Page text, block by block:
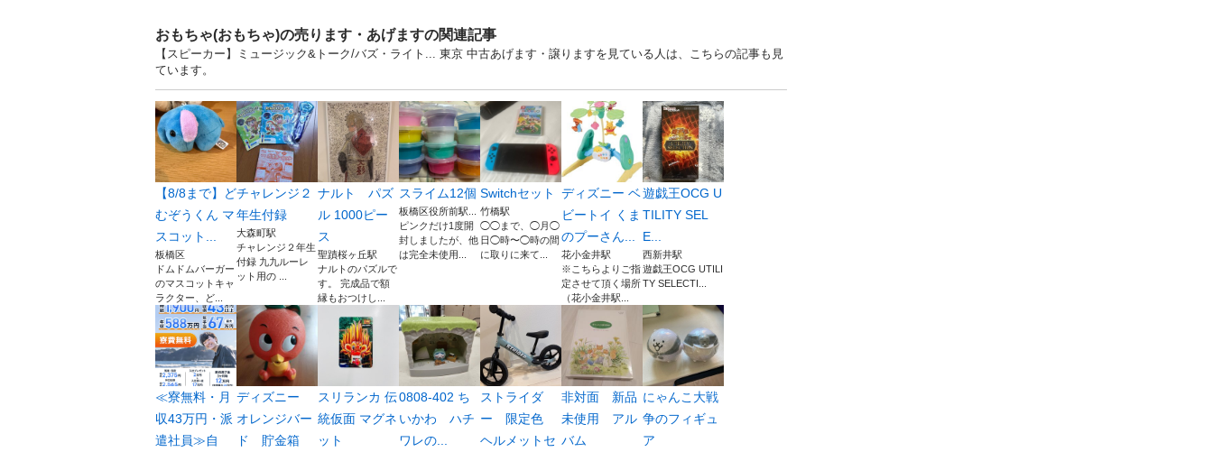
おもちゃ(おもちゃ)の売ります・あげますの関連記事
【スピーカー】ミュージック&トーク/バズ・ライト... 東京 中古あげます・譲りますを見ている人は、こちらの記事も見
ています。
【8/8まで】ど
むぞうくん マ
スコット...
板橋区
ドムドムバーガー
のマスコットキャ
ラクター、ど...
チャレンジ２
年生付録
大森町駅
チャレンジ２年生
付録 九九ルーレ
ット用の ...
ナルト パズ
ル 1000ピー
ス
聖蹟桜ヶ丘駅
ナルトのパズルで
す。 完成品で額
縁もおつけし...
スライム12個
板橋区役所前駅...
ピンクだけ1度開
封しましたが、他
は完全未使用...
Switchセット
竹橋駅
◯◯まで、◯月◯
日◯時〜◯時の間
に取りに来て...
ディズニー ベ
ビートイ くま
のプーさん...
花小金井駅
※こちらよりご指
定させて頂く場所
（花小金井駅...
遊戯王OCG U
TILITY SEL
E...
西新井駅
遊戯王OCG UTILI
TY SELECTI...
≪寮無料・月
収43万円・派
遣社員≫自
ディズニー
オレンジバー
ド 貯金箱
スリランカ 伝
統仮面 マグネ
ット
0808-402 ち
いかわ ハチ
ワレの...
ストライダ
ー 限定色
ヘルメットセ
非対面 新品
未使用 アル
バム
にゃんこ大戦
争のフィギュ
ア